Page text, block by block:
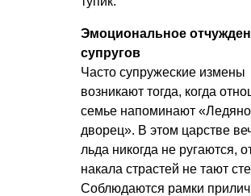
Эмоциональное
супругов
Часто супружеские измены
возникают тогда, когда
семье напоминают
дворец». В этом царстве
льда никогда не ругаются,
накала страстей не тают
Соблюдаются рамки